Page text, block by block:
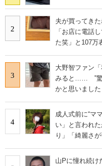
2
夫が買ってき
「お店に電話
た笑」と107万
3
大野智ファン
みると…… ‟驚
かと思いました
4
成人式前に“マ
い」と言われ
り」「綺麗さが
山Pに憧れ続